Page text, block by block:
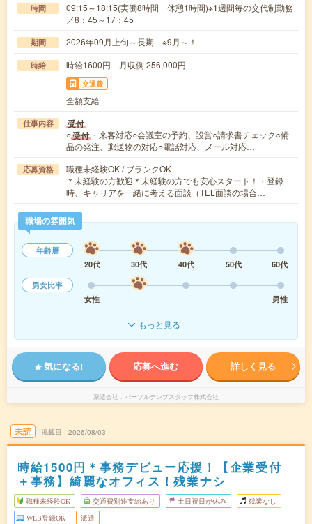
時間
09:15～18:15(実働8時間 休憩1時間)※1週間毎の交代制勤務
／8：45～17：45
期間 2026年09月上旬～長期 ※9月～！
時給 時給1600円 月収例 256,000円
交通費
全額支給
仕事内容 受付
○受付 ・来客対応○会議室の予約、設営○請求書チェック○備
品の発注、郵送物の対応○電話対応、メール対応…
応募資格
職種未経験OK / ブランクOK
＊未経験の方歓迎＊未経験の方でも安心スタート！・登録
時、キャリアを一緒に考える面談（TEL面談の場合…
職場の雰囲気
年齢層
20代
30代 40代 50代
60代
男女比率
女性
男性
もっと見る
気になる! 応募へ進む 詳しく見る
派遣会社 パーソルテンプスタッフ株式会社
未読 掲載日 2026/08/03
時給1500円＊事務デビュー応援！【企業受付
＋事務】綺麗なオフィス！残業ナシ
職種未経験OK 交通費別途支給あり 土日祝日が休み 残業なし
WEB登録OK 派遣